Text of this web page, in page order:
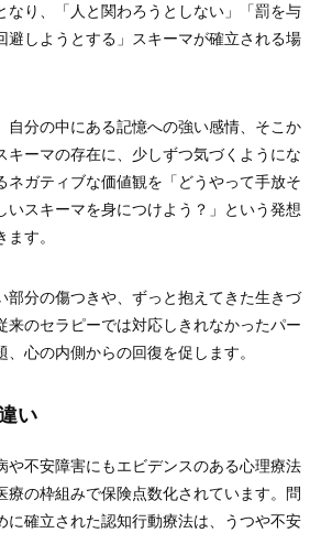
なり、「人と関わろうとしない」「罰を与
避しようとする」スキーマが確立される場
自分の中にある記憶への強い感情、そこか
キーマの存在に、少しずつ気づくようにな
ネガティブな価値観を「どうやって手放そ
いスキーマを身につけよう？」という発想
す。
部分の傷つきや、ずっと抱えてきた生きづ
来のセラピーでは対応しきれなかったパー
心の内側からの回復を促します。
い
や不安障害にもエビデンスのある心理療法
療の枠組みで保険点数化されています。問
に確立された認知行動療法は、うつや不安